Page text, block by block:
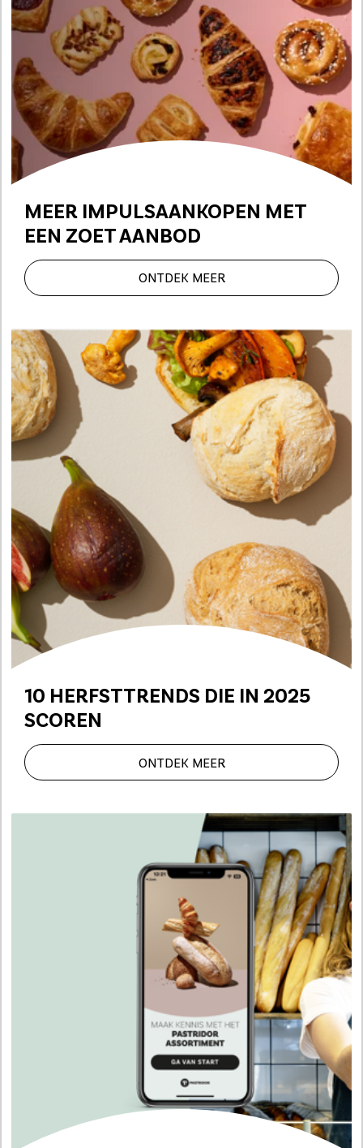
MEER IMPULSAANKOPEN MET
EEN ZOET AANBOD
ONTDEK MEER
10 HERFSTTRENDS DIE IN 2025
SCOREN
ONTDEK MEER